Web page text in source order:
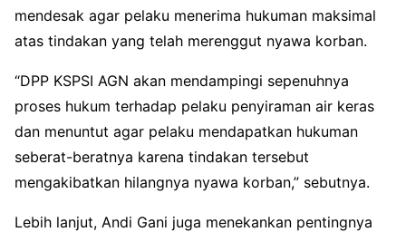
mendesak agar pelaku menerima hukuman maksimal
atas tindakan yang telah merenggut nyawa korban.
“DPP KSPSI AGN akan mendampingi sepenuhnya
proses hukum terhadap pelaku penyiraman air keras
dan menuntut agar pelaku mendapatkan hukuman
seberat-beratnya karena tindakan tersebut
mengakibatkan hilangnya nyawa korban,” sebutnya.
Lebih lanjut, Andi Gani juga menekankan pentingnya